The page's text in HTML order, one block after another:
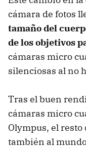
cámara de fotos
tamaño del
de los objetivos
cámaras micro
silenciosas al no
Tras el buen
cámaras micro
Olympus, el
también al